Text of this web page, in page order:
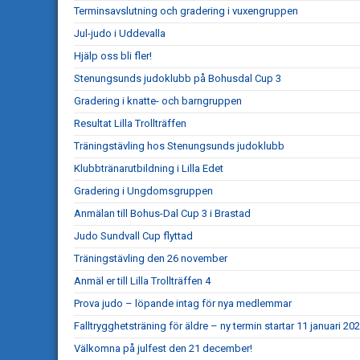
Terminsavslutning och gradering i vuxengruppen
Jul-judo i Uddevalla
Hjälp oss bli fler!
Stenungsunds judoklubb på Bohusdal Cup 3
Gradering i knatte- och barngruppen
Resultat Lilla Trollträffen
Träningstävling hos Stenungsunds judoklubb
Klubbtränarutbildning i Lilla Edet
Gradering i Ungdomsgruppen
Anmälan till Bohus-Dal Cup 3 i Brastad
Judo Sundvall Cup flyttad
Träningstävling den 26 november
Anmäl er till Lilla Trollträffen 4
Prova judo – löpande intag för nya medlemmar
Falltrygghetsträning för äldre – ny termin startar 11 januari
Välkomna på julfest den 21 december!